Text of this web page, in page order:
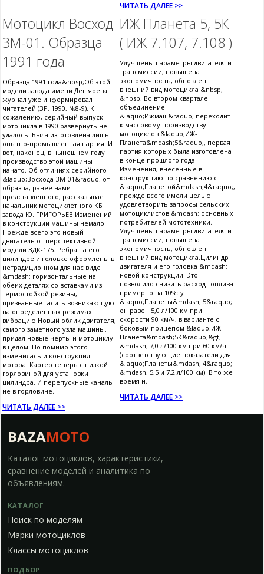
ЧИТАТЬ ДАЛЕЕ >>
Мотоцикл Восход
3М-01. Образца
1991 года
Образца 1991 года&nbsp;Об этой
модели завода имени Дегтярева
журнал уже информировал
читателей (ЗР, 1990, №8-9). К
сожалению, серийный выпуск
мотоцикла в 1990 развернуть не
удалось. Была изготовлена лишь
опытно-промышленная партия. И
вот, наконец, в нынешнем году
производство этой машины
начато. Об отличиях серийного
&laquo;Восхода-3М-01&raquo; от
образца, ранее нами
представленного, рассказывает
начальник мотоциклетного КБ
завода Ю. ГРИГОРЬЕВ.Изменений
в конструкции машины немало.
Прежде всего это новый
двигатель от перспективной
модели ЗДК-175. Ребра на его
цилиндре и головке оформлены в
нетрадиционном для нас виде
&mdash; горизонтальные на
обеих деталях со вставками из
термостойкой резины,
призванные гасить возникающую
на определенных режимах
вибрацию.Новый облик двигателя,
самого заметного узла машины,
придал новые черты и мотоциклу
в целом. Но помимо этого
изменилась и конструкция
мотора. Картер теперь с низкой
горловиной для установки
цилиндра. И перепускные каналы
не в горловине...
ЧИТАТЬ ДАЛЕЕ >>
ИЖ Планета 5, 5К
( ИЖ 7.107, 7.108 )
Улучшены параметры двигателя и
трансмиссии, повышена
экономичность, обновлен
внешний вид мотоцикла &nbsp;
&nbsp; Во втором квартале
объединение
&laquo;Ижмаш&raquo; переходит
к массовому производству
мотоциклов &laquo;ИЖ-
Планета&mdash;5&raquo;, первая
партия которых была изготовлена
в конце прошлого года.
Изменения, внесенные в
конструкцию по сравнению с
&laquo;Планетой&mdash;4&raquo;,
прежде всего имели целью
удовлетворить запросы сельских
мотоциклистов &mdash; основных
потребителей мототехники.
Улучшены параметры двигателя и
трансмиссии, повышена
экономичность, обновлен
внешний вид мотоцикла.Цилиндр
двигателя и его головка &mdash;
новой конструкции. Это
позволило снизить расход топлива
примерно на 10%: у
&laquo;Планеты&mdash; 5&raquo;
он равен 5,0 л/100 км при
скорости 90 км/ч, в варианте с
боковым прицепом &laquo;ИЖ-
Планета&mdash;5К&raquo;&gt;
&mdash; 7,0 л/100 км при 60 км/ч
(соответствующие показатели для
&laquo;Планеты&mdash; 4&raquo;
&mdash; 5,5 и 7,2 л/100 км). В то же
время н...
ЧИТАТЬ ДАЛЕЕ >>
BAZAMOTO
Каталог мотоциклов, характеристики,
сравнение моделей и аналитика по
объявлениям.
КАТАЛОГ
Поиск по моделям
Марки мотоциклов
Классы мотоциклов
ПОДБОР